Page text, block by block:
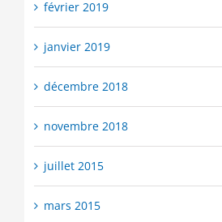
février 2019
janvier 2019
décembre 2018
novembre 2018
juillet 2015
mars 2015